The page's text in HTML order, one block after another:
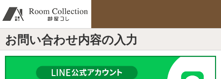
お問い合わせ内容の入力